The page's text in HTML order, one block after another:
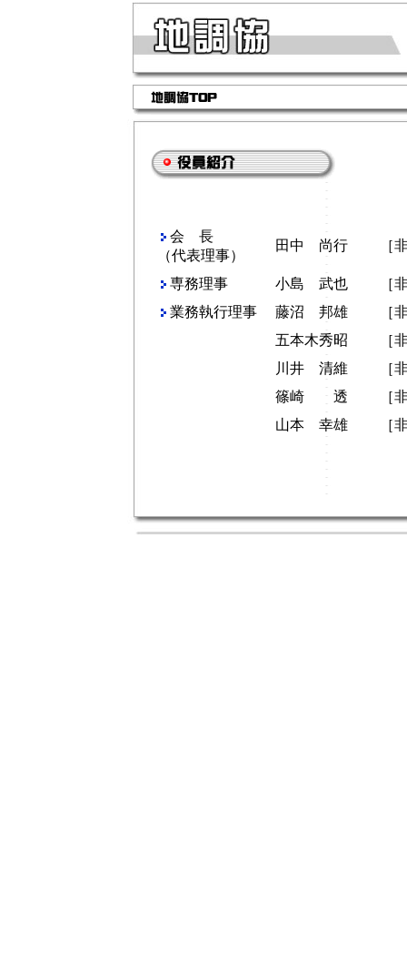
会 長
（代表理事）
田中 尚行 ［
専務理事 小島 武也
［
業務執行理事
藤沼 邦雄
［
五本木秀昭
［
川井 清維
［
篠崎 透
［
山本 幸雄
［